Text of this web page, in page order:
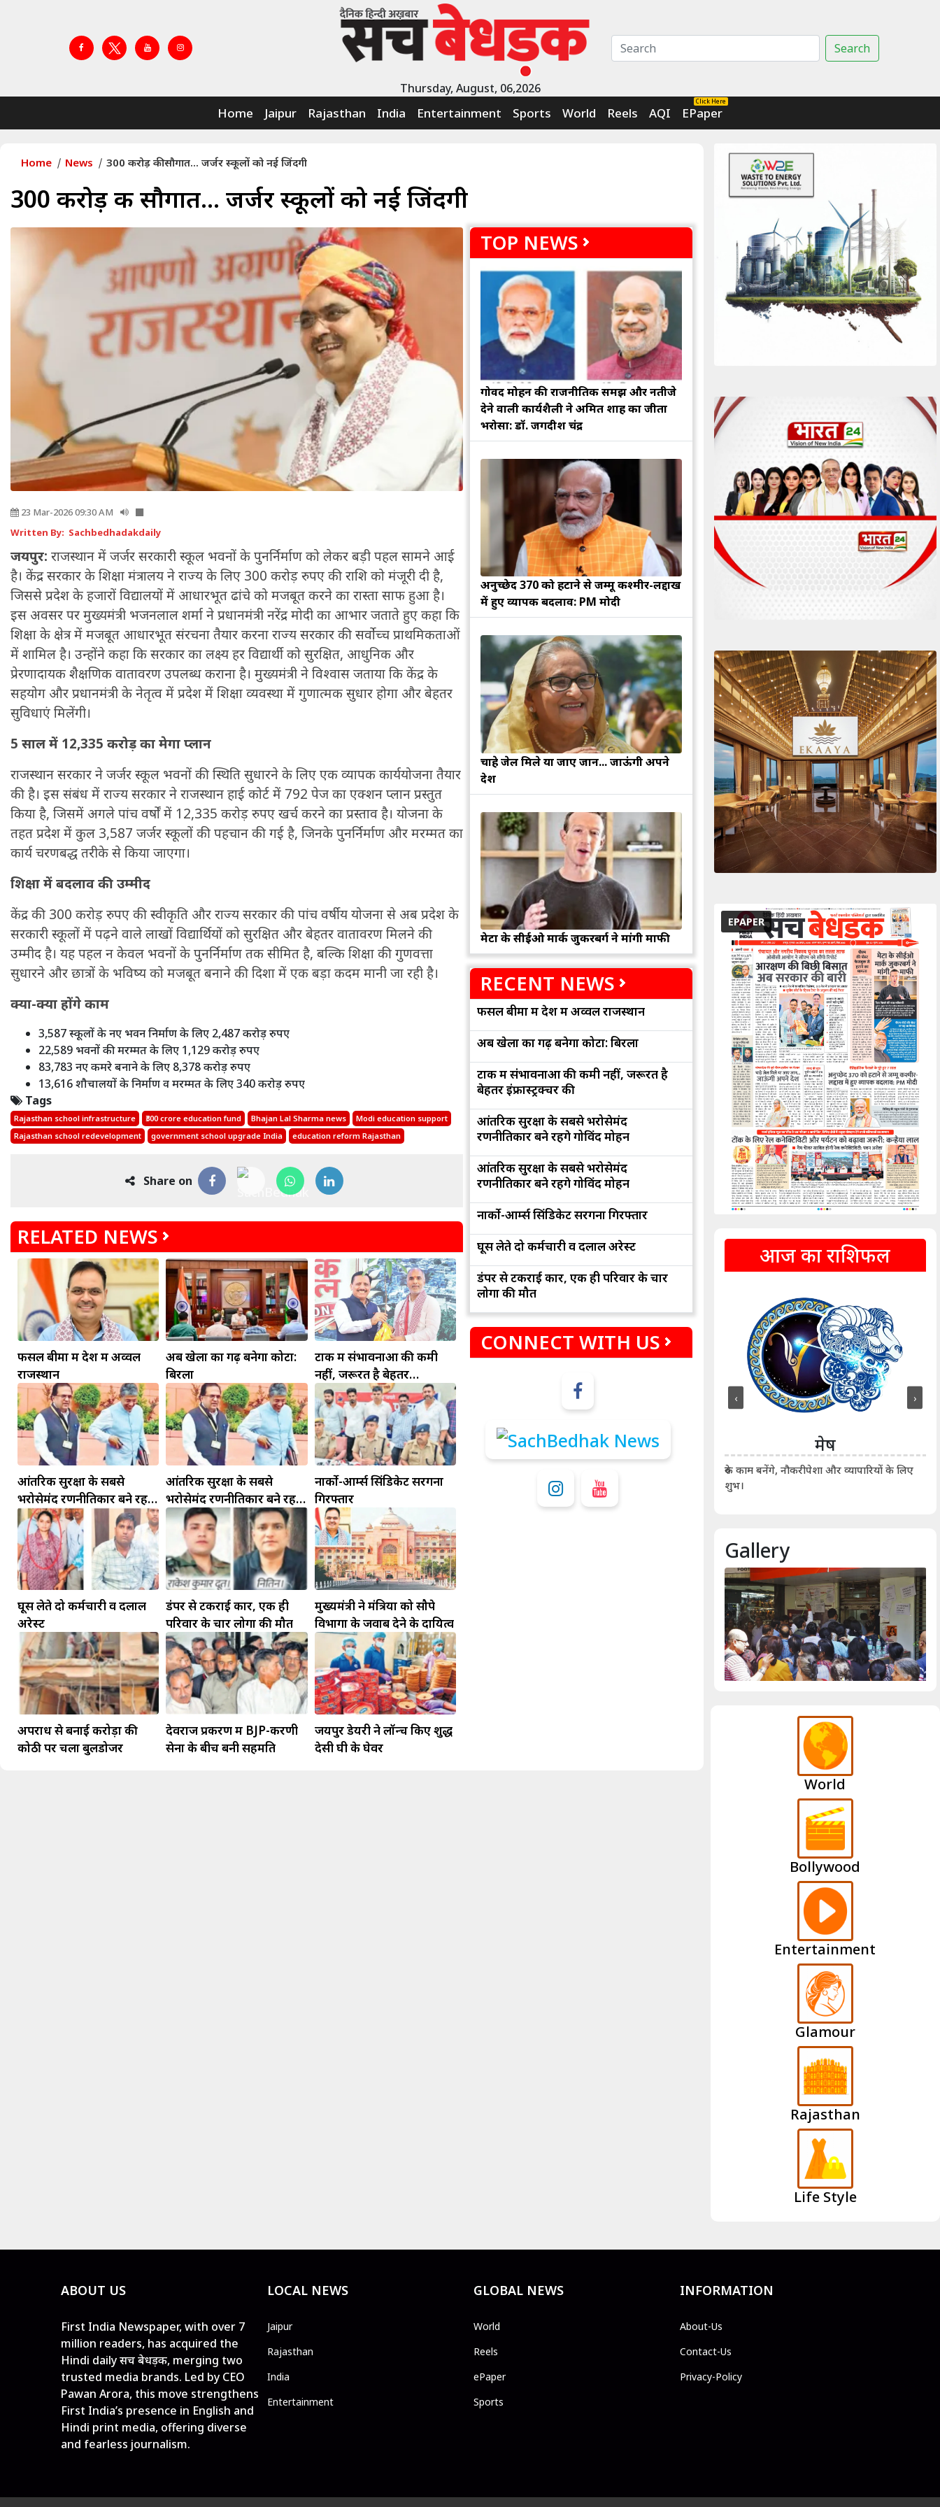
Thursday, August, 06,2026
Search
Home Jaipur Rajasthan India Entertainment Sports World Reels AQI
Click Here
EPaper
Home News 300 करोड़ की सौगात... जर्जर स्कूलों को नई जिंदगी
300 करोड़ की सौगात... जर्जर स्कूलों को नई जिंदगी
23 Mar-2026 09:30 AM
Written By: Sachbedhadakdaily
जयपुर: राजस्थान में जर्जर सरकारी स्कूल भवनों के पुनर्निर्माण को लेकर बड़ी पहल सामने आई
है। केंद्र सरकार के शिक्षा मंत्रालय ने राज्य के लिए 300 करोड़ रुपए की राशि को मंजूरी दी है,
जिससे प्रदेश के हजारों विद्यालयों में आधारभूत ढांचे को मजबूत करने का रास्ता साफ हुआ है।
इस अवसर पर मुख्यमंत्री भजनलाल शर्मा ने प्रधानमंत्री नरेंद्र मोदी का आभार जताते हुए कहा कि
शिक्षा के क्षेत्र में मजबूत आधारभूत संरचना तैयार करना राज्य सरकार की सर्वोच्च प्राथमिकताओं
में शामिल है। उन्होंने कहा कि सरकार का लक्ष्य हर विद्यार्थी को सुरक्षित, आधुनिक और
प्रेरणादायक शैक्षणिक वातावरण उपलब्ध कराना है। मुख्यमंत्री ने विश्वास जताया कि केंद्र के
सहयोग और प्रधानमंत्री के नेतृत्व में प्रदेश में शिक्षा व्यवस्था में गुणात्मक सुधार होगा और बेहतर
सुविधाएं मिलेंगी।
5 साल में 12,335 करोड़ का मेगा प्लान
राजस्थान सरकार ने जर्जर स्कूल भवनों की स्थिति सुधारने के लिए एक व्यापक कार्ययोजना तैयार
की है। इस संबंध में राज्य सरकार ने राजस्थान हाई कोर्ट में 792 पेज का एक्शन प्लान प्रस्तुत
किया है, जिसमें अगले पांच वर्षों में 12,335 करोड़ रुपए खर्च करने का प्रस्ताव है। योजना के
तहत प्रदेश में कुल 3,587 जर्जर स्कूलों की पहचान की गई है, जिनके पुनर्निर्माण और मरम्मत का
कार्य चरणबद्ध तरीके से किया जाएगा।
शिक्षा में बदलाव की उम्मीद
केंद्र की 300 करोड़ रुपए की स्वीकृति और राज्य सरकार की पांच वर्षीय योजना से अब प्रदेश के
सरकारी स्कूलों में पढ़ने वाले लाखों विद्यार्थियों को सुरक्षित और बेहतर वातावरण मिलने की
उम्मीद है। यह पहल न केवल भवनों के पुनर्निर्माण तक सीमित है, बल्कि शिक्षा की गुणवत्ता
सुधारने और छात्रों के भविष्य को मजबूत बनाने की दिशा में एक बड़ा कदम मानी जा रही है।
क्या-क्या होंगे काम
3,587 स्कूलों के नए भवन निर्माण के लिए 2,487 करोड़ रुपए
22,589 भवनों की मरम्मत के लिए 1,129 करोड़ रुपए
83,783 नए कमरे बनाने के लिए 8,378 करोड़ रुपए
13,616 शौचालयों के निर्माण व मरम्मत के लिए 340 करोड़ रुपए
Tags
Rajasthan school infrastructure ₹300 crore education fund Bhajan Lal Sharma news
Modi education support
Rajasthan school redevelopment
government school upgrade India education reform Rajasthan
Share on
RELATED NEWS
फसल बीमा में देश में अव्वल
राजस्थान
अब खेलों का गढ़ बनेगा कोटा:
बिरला
टोंक में संभावनाओं की कमी
नहीं, जरूरत है बेहतर
इंफ्रास्ट्रक्चर की
आंतरिक सुरक्षा के सबसे
भरोसेमंद रणनीतिकार बने रहेंगे
गोविंद मोहन
आंतरिक सुरक्षा के सबसे
भरोसेमंद रणनीतिकार बने रहेंगे
गोविंद मोहन
नार्को-आर्म्स सिंडिकेट सरगना
गिरफ्तार
घूस लेते दो कर्मचारी व दलाल
अरेस्ट
डंपर से टकराई कार, एक ही
परिवार के चार लोगों की मौत
मुख्यमंत्री ने मंत्रियों को सौपे
विभागों के जवाब देने के दायित्व
अपराध से बनाई करोड़ों की
कोठी पर चला बुलडोजर
देवराज प्रकरण में BJP-करणी
सेना के बीच बनी सहमति
जयपुर डेयरी ने लॉन्च किए शुद्ध
देसी घी के घेवर
TOP NEWS
गोविंद मोहन की राजनीतिक समझ और नतीजे
देने वाली कार्यशैली ने अमित शाह का जीता
भरोसा: डॉ. जगदीश चंद्र
अनुच्छेद 370 को हटाने से जम्मू कश्मीर-लद्दाख
में हुए व्यापक बदलाव: PM मोदी
चाहे जेल मिले या जाए जान... जाऊंगी अपने
देश
मेटा के सीईओ मार्क जुकरबर्ग ने मांगी माफी
RECENT NEWS
फसल बीमा में देश में अव्वल राजस्थान
अब खेलों का गढ़ बनेगा कोटा: बिरला
टोंक में संभावनाओं की कमी नहीं, जरूरत है
बेहतर इंफ्रास्ट्रक्चर की
आंतरिक सुरक्षा के सबसे भरोसेमंद
रणनीतिकार बने रहेंगे गोविंद मोहन
आंतरिक सुरक्षा के सबसे भरोसेमंद
रणनीतिकार बने रहेंगे गोविंद मोहन
नार्को-आर्म्स सिंडिकेट सरगना गिरफ्तार
घूस लेते दो कर्मचारी व दलाल अरेस्ट
डंपर से टकराई कार, एक ही परिवार के चार
लोगों की मौत
CONNECT WITH US
EPAPER
आज का राशिफल
धनु
बड़ी डील हाथ लग सकती
मकर
सुखद पलों की प्राप्ति होगी। फिजूल के खर्चे बढ़ेंगे,
सुख सुविधाओं में इजाफा होगा।
कुंभ
धनलाभ के अवसरों में वृद्धि के साथ अपनी योजनाओं
पर काम करते रहे।
संभलकर रहे, जल्दबाजी नहीं दिखाए। कानूनी वाद-
विवादों से बचे।
मेष
रुके काम बनेंगे, नौकरीपेशा और व्यापारियों के लिए
शुभ।
‹ ›
Gallery
World
Bollywood
Entertainment
Glamour
Rajasthan
Life Style
ABOUT US
First India Newspaper, with over 7
million readers, has acquired the
Hindi daily सच बेधड़क, merging two
trusted media brands. Led by CEO
Pawan Arora, this move strengthens
First India’s presence in English and
Hindi print media, offering diverse
and fearless journalism.
LOCAL NEWS
Jaipur
Rajasthan
India
Entertainment
GLOBAL NEWS
World
Reels
ePaper
Sports
INFORMATION
About-Us
Contact-Us
Privacy-Policy